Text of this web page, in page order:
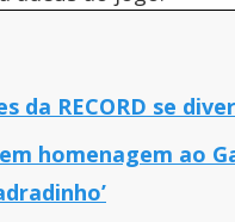
da RECORD se
homenagem ao